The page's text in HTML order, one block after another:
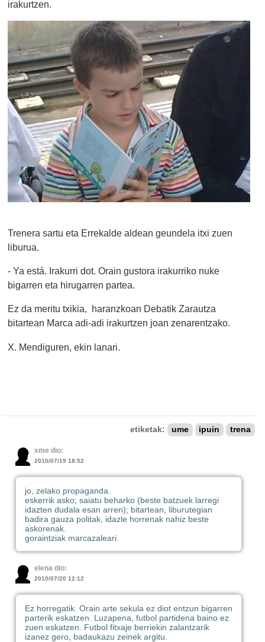
irakurtzen.
Trenera sartu eta Errekalde aldean geundela itxi zuen
liburua.
- Ya está. Irakurri dot. Orain gustora irakurriko nuke
bigarren eta hirugarren partea.
Ez da meritu txikia, haranzkoan Debatik Zarautza
bitartean Marca adi-adi irakurtzen joan zenarentzako.
X. Mendiguren, ekin lanari.
etiketak: ume ipuin trena
xme dio:
2010/07/19 18:52
jo, zelako propaganda.
eskerrik asko; saiatu beharko (beste batzuek larregi
idazten dudala esan arren); bitartean, liburutegian
badira gauza politak, idazle horrenak nahiz beste
askorenak.
goraintziak marcazaleari.
elena dio:
2010/07/20 12:12
Ez horregatik. Orain arte sekula ez diot entzun bigarren
parterik eskatzen. Luzapena, futbol partidena baino ez
zuen eskatzen. Futbol fitxaje berriekin zalantzarik
izanez gero, badaukazu zeinek argitu.